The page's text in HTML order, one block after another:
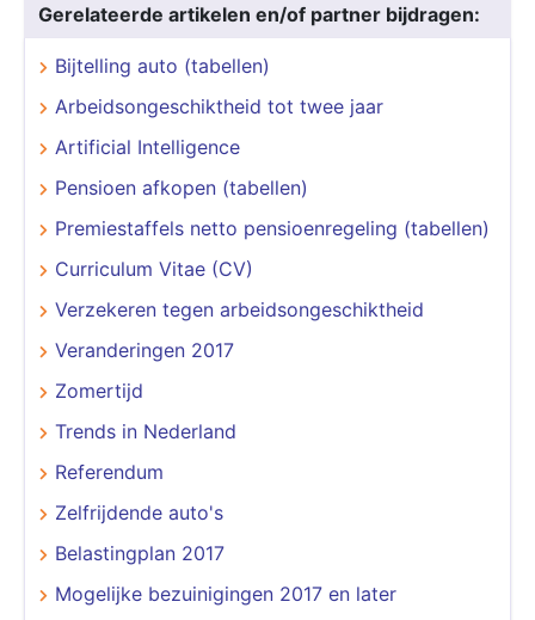
Gerelateerde artikelen en/of partner bijdragen:
Bijtelling auto (tabellen)
Arbeidsongeschiktheid tot twee jaar
Artificial Intelligence
Pensioen afkopen (tabellen)
Premiestaffels netto pensioenregeling (tabellen)
Curriculum Vitae (CV)
Verzekeren tegen arbeidsongeschiktheid
Veranderingen 2017
Zomertijd
Trends in Nederland
Referendum
Zelfrijdende auto's
Belastingplan 2017
Mogelijke bezuinigingen 2017 en later